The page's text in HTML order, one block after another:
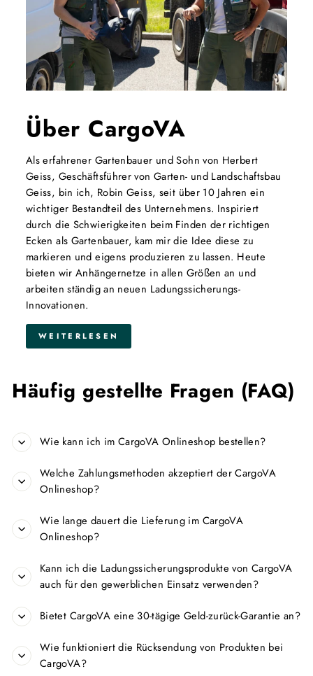
Über CargoVA
Als erfahrener Gartenbauer und Sohn von Herbert
Geiss, Geschäftsführer von Garten- und Landschaftsbau
Geiss, bin ich, Robin Geiss, seit über 10 Jahren ein
wichtiger Bestandteil des Unternehmens. Inspiriert
durch die Schwierigkeiten beim Finden der richtigen
Ecken als Gartenbauer, kam mir die Idee diese zu
markieren und eigens produzieren zu lassen. Heute
bieten wir Anhängernetze in allen Größen an und
arbeiten ständig an neuen Ladungssicherungs-
Innovationen.
WEITERLESEN
Häufig gestellte Fragen (FAQ)
Wie kann ich im CargoVA Onlineshop bestellen?
Welche Zahlungsmethoden akzeptiert der CargoVA
Onlineshop?
Wie lange dauert die Lieferung im CargoVA
Onlineshop?
Kann ich die Ladungssicherungsprodukte von CargoVA
auch für den gewerblichen Einsatz verwenden?
Bietet CargoVA eine 30-tägige Geld-zurück-Garantie an?
Wie funktioniert die Rücksendung von Produkten bei
CargoVA?